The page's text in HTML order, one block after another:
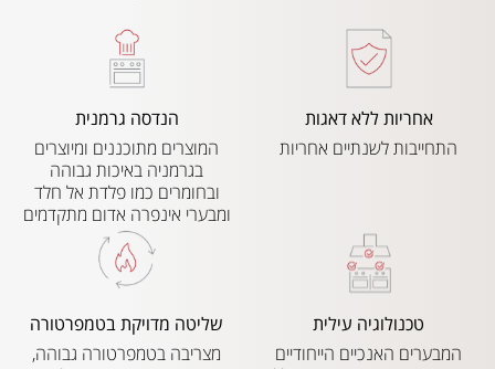
אחריות ללא דאגות
התחייבות לשנתיים אחריות
הנדסה גרמנית
המוצרים מתוכננים ומיוצרים
בגרמניה באיכות גבוהה
ובחומרים כמו פלדת אל חלד
ומבערי אינפרה אדום מתקדמים
טכנולוגיה עילית
המבערים האנכיים הייחודיים
שליטה מדויקת בטמפרטורה
מצריבה בטמפרטורה גבוהה,